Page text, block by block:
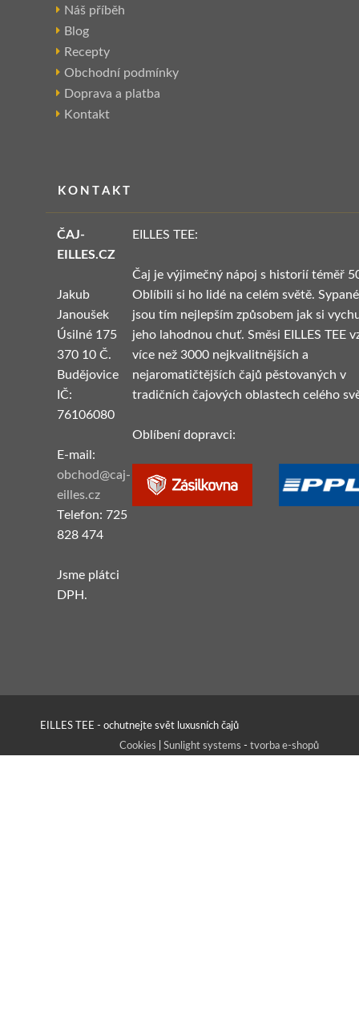
Náš příběh
Blog
Recepty
Obchodní podmínky
Doprava a platba
Kontakt
KONTAKT
ČAJ-
EILLES.CZ
Jakub
Janoušek
Úsilné 175
370 10 Č.
Budějovice
IČ:
76106080
E-mail:
obchod@caj-
eilles.cz
Telefon: 725
828 474
Jsme plátci
DPH.
EILLES TEE:
Čaj je výjimečný nápoj s historií téměř
Oblíbili si ho lidé na celém světě.
jsou tím nejlepším způsobem jak si
jeho lahodnou chuť. Směsi EILLES TEE
více než 3000 nejkvalitnějších a
nejaromatičtějších čajů pěstovaných v
tradičních čajových oblastech celého
Oblíbení dopravci:
EILLES TEE - ochutnejte svět luxusních čajů
Cookies
Sunlight systems - tvorba e-shopů